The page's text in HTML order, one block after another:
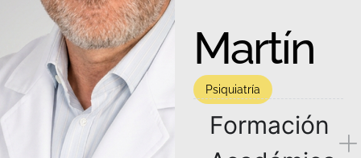
Martín
Psiquiatría
Formación